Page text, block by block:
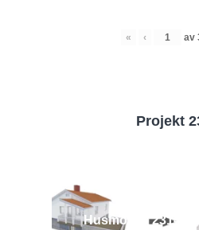
« ‹ av
Projekt
Husmodell 2314 -